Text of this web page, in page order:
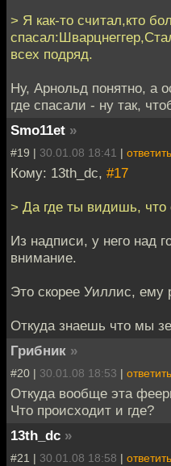
> Я как-то считал,кто
всех подряд.
Ну, Арнольд понятно, а
где спасали - ну так,
Smo11et »
#19 | 30.01.08 18:41 | ответить
Кому: 13th_dc, #17
> Да где ты видишь, что
Из надписи, у него над
внимание.
Это скорее Уиллис, ему
Откуда знаешь что мы
Грибник »
#20 | 30.01.08 18:53 | ответить
Откуда вообще эта
Что происходит и где?
13th_dc »
#21 | 30.01.08 18:58 | ответить